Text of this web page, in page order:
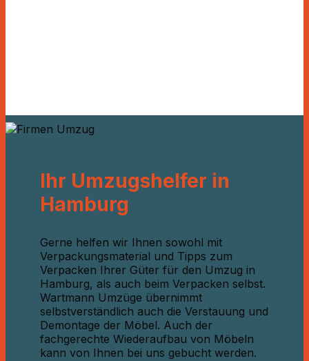
Ihr Umzugshelfer in
Hamburg
Gerne helfen wir Ihnen sowohl mit
Verpackungsmaterial und Tipps zum
Verpacken Ihrer Güter für den Umzug in
Hamburg, als auch beim Verpacken selbst.
Wartmann Umzüge übernimmt
selbstverständlich auch die Verstauung und
Demontage der Möbel. Auch der
fachgerechte Wiederaufbau von Möbeln
kann von Ihnen bei uns gebucht werden.